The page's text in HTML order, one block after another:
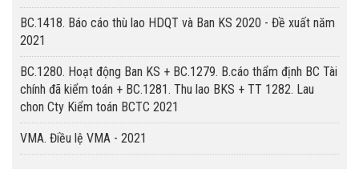
BC.1418. Báo cáo thù lao HDQT và Ban KS 2020 - Đề xuất năm
2021
BC.1280. Hoạt động Ban KS + BC.1279. B.cáo thẩm định BC Tài
chính đã kiểm toán + BC.1281. Thu lao BKS + TT 1282. Lau
chon Cty Kiểm toán BCTC 2021
VMA. Điều lệ VMA - 2021